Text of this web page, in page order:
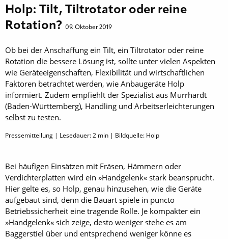
Holp: Tilt, Tiltrotator oder reine
Rotation? 09. Oktober 2019
Ob bei der Anschaffung ein Tilt, ein Tilt­rotator oder reine
Rotation die bessere Lösung ist, sollte unter vielen Aspekten
wie Geräteeigenschaften, Flexibilität und wirtschaftlichen
Faktoren betrachtet werden, wie Anbaugeräte Holp
informiert. Zudem empfiehlt der Spezialist aus Murrhardt
(Baden-Württemberg), Handling und Arbeitserleichterungen
selbst zu testen.
Pressemitteilung | Lesedauer:2 min | Bildquelle: Holp
Bei häufigen Einsätzen mit Fräsen, Hämmern oder
Verdichterplatten wird ein »Handgelenk« stark beansprucht.
Hier gelte es, so Holp, genau hinzusehen, wie die Geräte
aufgebaut sind, denn die Bauart spiele in puncto
Betriebssicherheit eine tragende Rolle. Je kompakter ein
»Handgelenk« sich zeige, desto weniger stehe es am
Baggerstiel über und entsprechend weniger könne es